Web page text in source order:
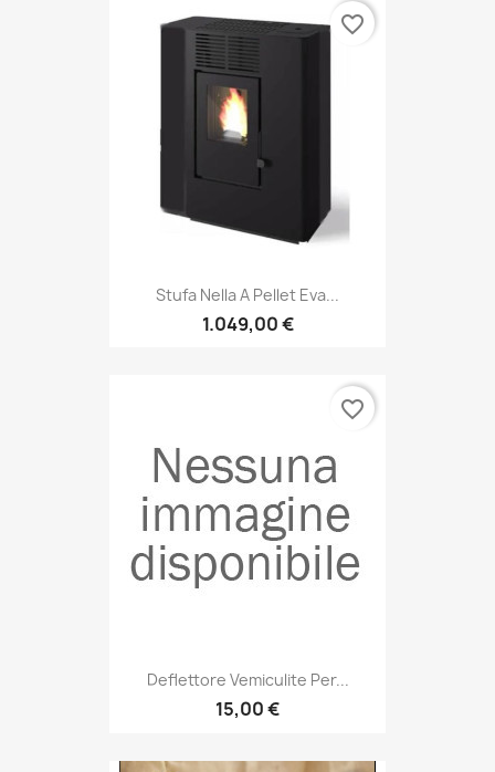
Stufa Nella A Pellet Eva...
1.049,00 €
favorite_border
Deflettore Vemiculite Per...
15,00 €
favorite_border